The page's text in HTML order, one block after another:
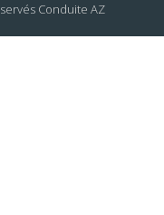
Conduite AZ